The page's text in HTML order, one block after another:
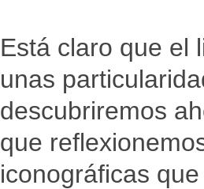
Está claro que el
unas
descubriremos
que
iconográficas